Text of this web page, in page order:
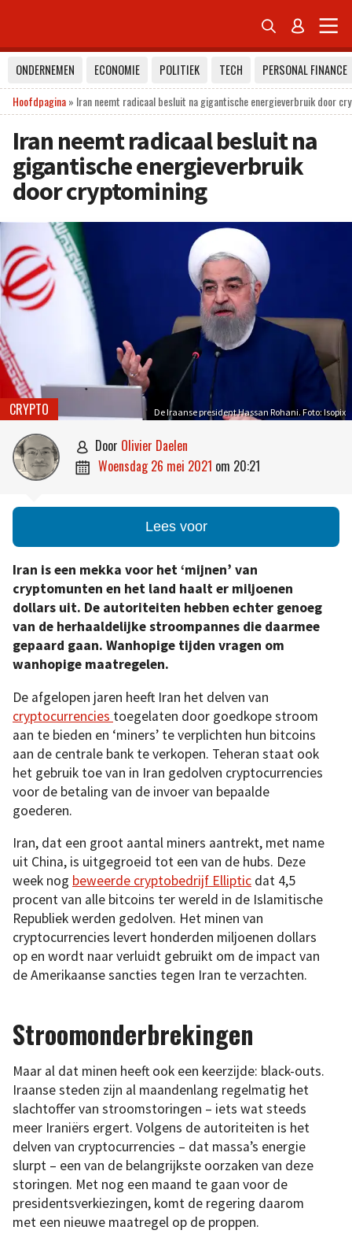
 
ONDERNEMEN ECONOMIE POLITIEK TECH
PERSONAL FINANCE
Hoofdpagina» Iran neemt radicaal besluit na gigantische energieverbruik door
Iran neemt radicaal besluit na
gigantische energieverbruik
door cryptomining
De Iraanse president Hassan Rohani. Foto: Isopix
CRYPTO
 door Olivier Daelen
 woensdag 26 mei 2021 om 20:21
Lees voor
Iran is een mekka voor het ‘mijnen’ van
cryptomunten en het land haalt er miljoenen
dollars uit. De autoriteiten hebben echter genoeg
van de herhaaldelijke stroompannes die daarmee
gepaard gaan. Wanhopige tijden vragen om
wanhopige maatregelen.
De afgelopen jaren heeft Iran het delven van
cryptocurrencies toegelaten door goedkope stroom
aan te bieden en ‘miners’ te verplichten hun bitcoins
aan de centrale bank te verkopen. Teheran staat ook
het gebruik toe van in Iran gedolven cryptocurrencies
voor de betaling van de invoer van bepaalde
goederen.
Iran, dat een groot aantal miners aantrekt, met name
uit China, is uitgegroeid tot een van de hubs. Deze
week nog beweerde cryptobedrijf Elliptic dat 4,5
procent van alle bitcoins ter wereld in de Islamitische
Republiek werden gedolven. Het minen van
cryptocurrencies levert honderden miljoenen dollars
op en wordt naar verluidt gebruikt om de impact van
de Amerikaanse sancties tegen Iran te verzachten.
Stroomonderbrekingen
Maar al dat minen heeft ook een keerzijde: black-outs.
Iraanse steden zijn al maandenlang regelmatig het
slachtoffer van stroomstoringen – iets wat steeds
meer Iraniërs ergert. Volgens de autoriteiten is het
delven van cryptocurrencies – dat massa’s energie
slurpt – een van de belangrijkste oorzaken van deze
storingen. Met nog een maand te gaan voor de
presidentsverkiezingen, komt de regering daarom
met een nieuwe maatregel op de proppen.